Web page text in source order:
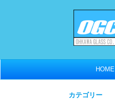
HOME
カテゴリー